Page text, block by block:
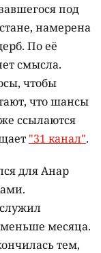
под
намерена
По её
смысла.
чтобы
что шансы
ссылаются
"31 канал".
для Анар
месяца.
тем,